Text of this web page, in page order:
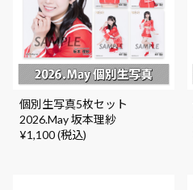
個別生写真5枚セット
2026.May 坂本理紗
¥1,100 (税込)